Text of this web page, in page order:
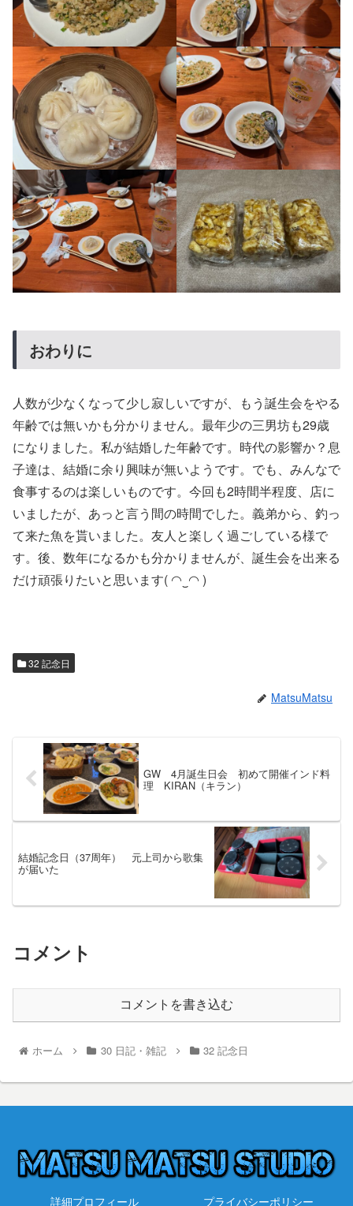
おわりに
人数が少なくなって少し寂しいですが、もう誕生会をやる
年齢では無いかも分かりません。最年少の三男坊も29歳
になりました。私が結婚した年齢です。時代の影響か？息
子達は、結婚に余り興味が無いようです。でも、みんなで
食事するのは楽しいものです。今回も2時間半程度、店に
いましたが、あっと言う間の時間でした。義弟から、釣っ
て来た魚を貰いました。友人と楽しく過ごしている様で
す。後、数年になるかも分かりませんが、誕生会を出来る
だけ頑張りたいと思います( ◠‿◠ )
32 記念日
MatsuMatsu
GW 4月誕生日会 初めて開催インド料
理 KIRAN（キラン）
結婚記念日（37周年） 元上司から歌集
が届いた
コメント
コメントを書き込む
ホーム 30 日記・雑記 32 記念日
詳細プロフィール プライバシーポリシー